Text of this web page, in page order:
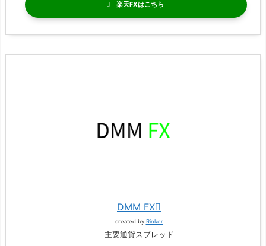
楽天FX
DMM FX
created by Rinker
主要通貨スプレッド